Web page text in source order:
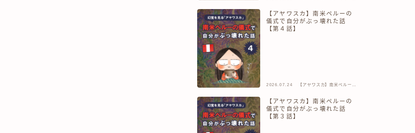
【アヤワスカ】南米ペルーの
儀式で自分がぶっ壊れた話
【第４話】
2026.07.24
【アヤワスカ】南米ペルーの
【アヤワスカ】南米ペルーの
儀式で自分がぶっ壊れた話
【第３話】